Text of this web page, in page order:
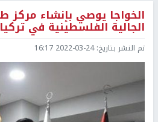
الخواجا يوصي بإنشاء مركز
الجالية الفلسطينية في تركيا
تم النشر بتاريخ:2022-03-24 16:17